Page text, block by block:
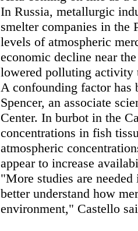
In Russia, metallurgic
smelter companies in the
levels of atmospheric
economic decline near
lowered polluting activity
A confounding factor has
Spencer, an associate
Center. In burbot in the
concentrations in fish
atmospheric
appear to increase
"More studies are
better understand how
environment," Castello